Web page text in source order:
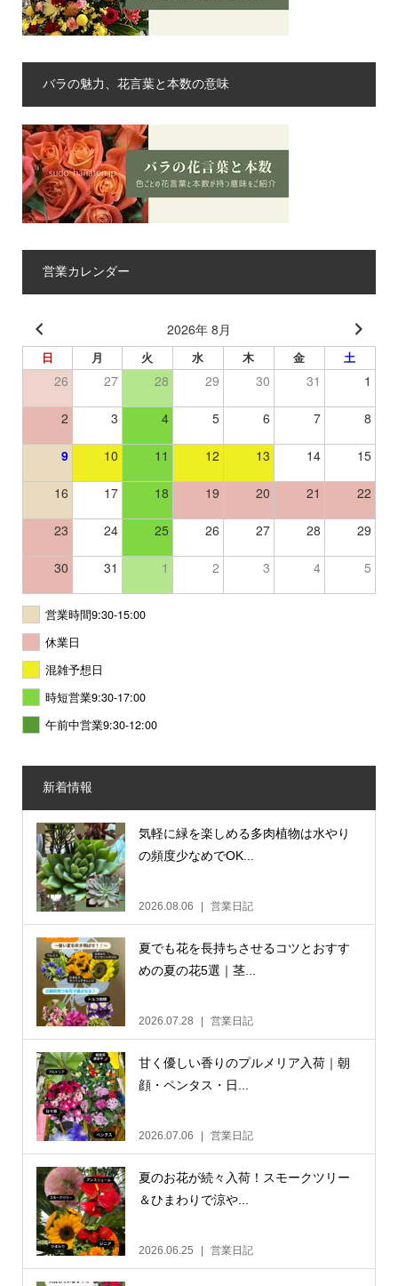
バラの魅力、花言葉と本数の意味
営業カレンダー
2026年 8月
日 月 火 水 木 金 土
26 27 28 29 30 31 1
2 3 4 5 6 7 8
9 10 11 12 13 14 15
16 17 18 19 20 21 22
23 24 25 26 27 28 29
30 31 1 2 3 4 5
営業時間9:30-15:00
休業日
混雑予想日
時短営業9:30-17:00
午前中営業9:30-12:00
新着情報
気軽に緑を楽しめる多肉植物は水やり
の頻度少なめでOK...
2026.08.06 営業日記
夏でも花を長持ちさせるコツとおすす
めの夏の花5選｜茎...
2026.07.28 営業日記
甘く優しい香りのプルメリア入荷｜朝
顔・ペンタス・日...
2026.07.06 営業日記
夏のお花が続々入荷！スモークツリー
＆ひまわりで涼や...
2026.06.25 営業日記